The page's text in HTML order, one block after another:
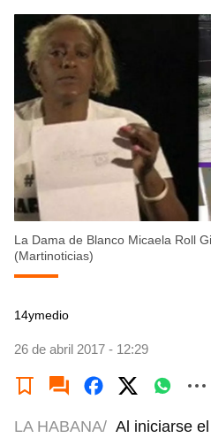
La Dama de Blanco Micaela Roll
(Martinoticias)
14ymedio
26 de abril 2017 - 12:29
LA HABANA/ Al iniciarse